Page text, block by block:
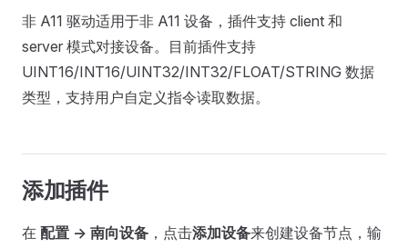
非 A11 驱动适用于非 A11 设备，插件支持 client 和
server 模式对接设备。目前插件支持
UINT16/INT16/UINT32/INT32/FLOAT/STRING 数据
类型，支持用户自定义指令读取数据。
添加插件
在 配置 -> 南向设备 ，点击添加设备来创建设备节点，输